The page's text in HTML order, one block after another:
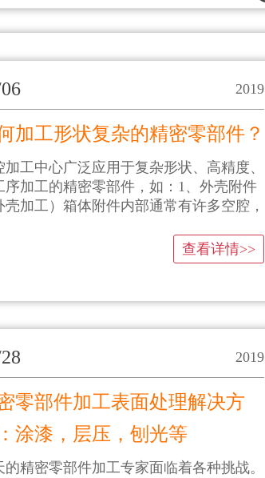
2019
加工形状复杂的精密零部件？
加工中心广泛应用于复杂形状、高精度、
序加工的精密零部件，如：1、外壳附件
壳加工）箱体附件内部通常有许多空腔，
查看详情>>
2019
零部件加工表面处理解决方
涂漆，层压，刨光等
的精密零部件加工专家面临着各种挑战。